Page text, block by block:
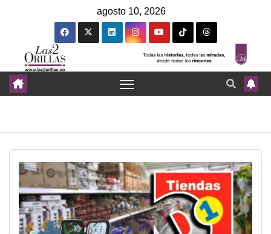
agosto 10, 2026